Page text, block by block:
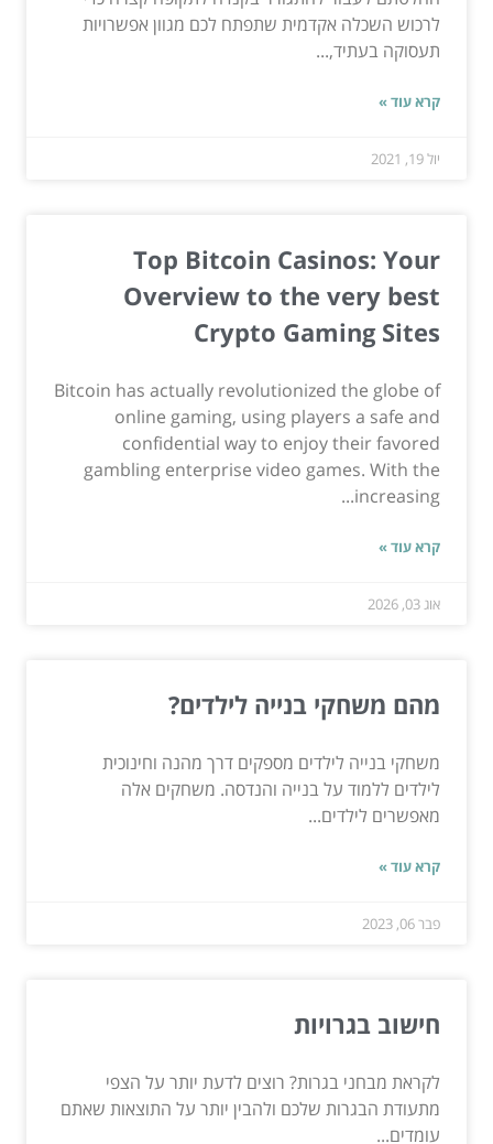
לרכוש השכלה אקדמית שתפתח לכם מגוון אפשרויות
תעסוקה בעתיד,...
קרא עוד »
יול 19, 2021
Top Bitcoin Casinos: Your
Overview to the very best
Crypto Gaming Sites
Bitcoin has actually revolutionized the globe of
online gaming, using players a safe and
confidential way to enjoy their favored
gambling enterprise video games. With the
increasing...
קרא עוד »
אוג 03, 2026
מהם משחקי בנייה לילדים?
משחקי בנייה לילדים מספקים דרך מהנה וחינוכית
לילדים ללמוד על בנייה והנדסה. משחקים אלה
מאפשרים לילדים...
קרא עוד »
פבר 06, 2023
חישוב בגרויות
לקראת מבחני בגרות? רוצים לדעת יותר על הצפי
מתעודת הבגרות שלכם ולהבין יותר על התוצאות שאתם
עומדים...